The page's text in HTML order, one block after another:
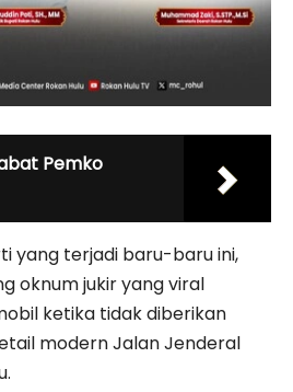
Pemko
yang terjadi baru-baru ini,
oknum jukir yang viral
ketika tidak diberikan
modern Jalan Jenderal